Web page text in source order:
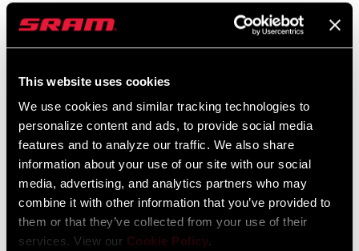
This website uses cookies
We use cookies and similar tracking technologies to
personalize content and ads, to provide social media
features and to analyze our traffic. We also share
information about your use of our site with our social
media, advertising, and analytics partners who may
combine it with other information that you’ve provided to
them or that they’ve collected from your use of their
services. View our Cookie Policy.
GRIFFGUMMI-
ABDECKUNG
(BL)
AUSRICHTUNG Left, Right
Component Serial Number Locator
10 MB
SRAM Gewährleistung
SRAM und Zipp Gewährleistung
604kb